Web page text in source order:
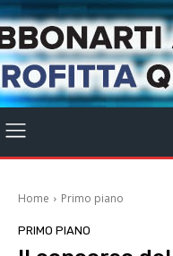
Home Primo piano
PRIMO PIANO